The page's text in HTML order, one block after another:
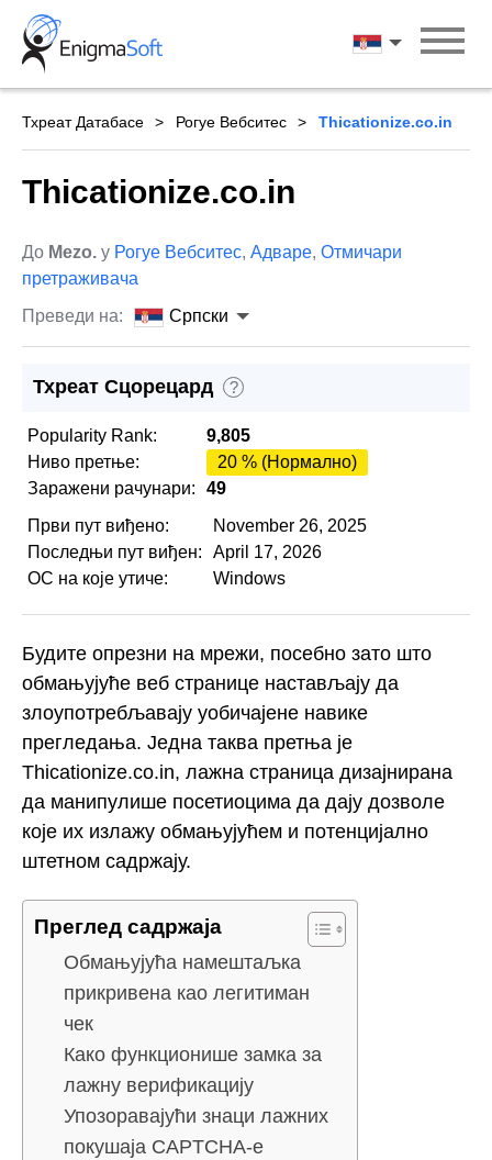
Skip
content
Српски
Тхреат Датабасе Рогуе Вебситес Thicationize.co.in
Thicationize.co.in
До Mezo. у Рогуе Вебситес, Адваре, Отмичари
претраживача
Преведи на:
Српски
Тхреат Сцорецард ?
Popularity Rank:
9,805
Ниво претње:
20 % (Нормално)
Заражени рачунари:
49
Први пут виђено:
November 26, 2025
Последњи пут виђен:
April 17, 2026
ОС на које утиче:
Windows
Будите опрезни на мрежи, посебно зато што
обмањујуће веб странице настављају да
злоупотребљавају уобичајене навике
прегледања. Једна таква претња је
Thicationize.co.in, лажна страница дизајнирана
да манипулише посетиоцима да дају дозволе
које их излажу обмањујућем и потенцијално
штетном садржају.
Преглед садржаја
Обмањујућа намештаљка
прикривена као легитиман
чек
Како функционише замка за
лажну верификацију
Упозоравајући знаци лажних
покушаја CAPTCHA-е